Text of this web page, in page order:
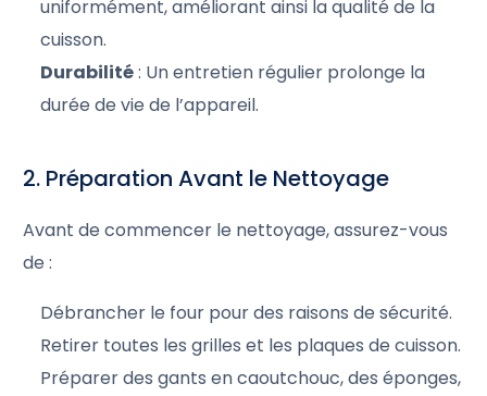
uniformément, améliorant ainsi la qualité de la
cuisson.
Durabilité: Un entretien régulier prolonge la
durée de vie de l’appareil.
2. Préparation Avant le Nettoyage
Avant de commencer le nettoyage, assurez-vous
de :
Débrancher le four pour des raisons de sécurité.
Retirer toutes les grilles et les plaques de cuisson.
Préparer des gants en caoutchouc, des éponges,